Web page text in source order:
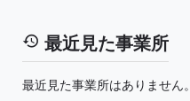
最近見た事業所
最近見た事業所はありません。